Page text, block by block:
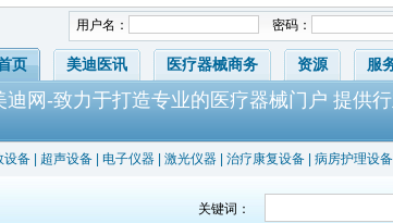
用户名： 密码：
页 美迪医讯 医疗器械商务 资源 服
迪网-致力于打造专业的医疗器械门户 提供
设备 超声设备 电子仪器 激光仪器 治疗康复设备 病房护理设备
关键词：